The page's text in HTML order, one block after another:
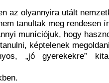
az olyannyira utált
tanultak meg rendesen
muníciójuk, hogy
képtelenek
„jó gyerekekre”